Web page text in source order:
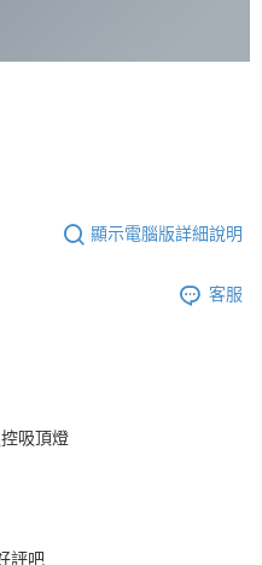
顯示電腦版詳細說明
客服
吸頂燈
評吧